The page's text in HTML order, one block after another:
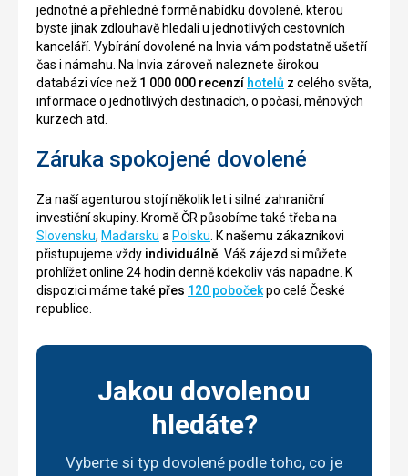
jednotné a přehledné formě nabídku dovolené, kterou
byste jinak zdlouhavě hledali u jednotlivých cestovních
kanceláří. Vybírání dovolené na Invia vám podstatně ušetří
čas i námahu. Na Invia zároveň naleznete širokou
databázi více než 1 000 000 recenzí hotelů z celého světa,
informace o jednotlivých destinacích, o počasí, měnových
kurzech atd.
Záruka spokojené dovolené
Za naší agenturou stojí několik let i silné zahraniční
investiční skupiny. Kromě ČR působíme také třeba na
Slovensku, Maďarsku a Polsku . K našemu zákazníkovi
přistupujeme vždy individuálně . Váš zájezd si můžete
prohlížet online 24 hodin denně kdekoliv vás napadne. K
dispozici máme také přes 120 pobočekpo celé České
republice.
Jakou dovolenou
hledáte?
Vyberte si typ dovolené podle toho, co je